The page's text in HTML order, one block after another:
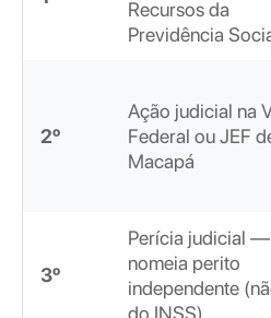
Recursos da
Previdência
2º
Ação judicial na
Federal ou JEF
Macapá
3º
Perícia judicial
nomeia perito
independente
do INSS)